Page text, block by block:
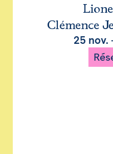
Clémence
25 nov.